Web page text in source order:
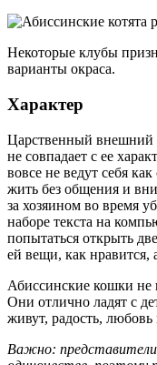
Некоторые клубы
варианты окраса.
Характер
Царственный внешний
не совпадает с ее
вовсе не ведут себя
жить без общения и
за хозяином во время
наборе текста на
попытаться открыть
ей вещи, как нравится,
Абиссинские кошки
Они отлично ладят с
живут, радость,
Важно: